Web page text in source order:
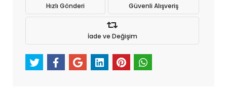
Hızlı Gönderi Güvenli Alışveriş
İade ve Değişim